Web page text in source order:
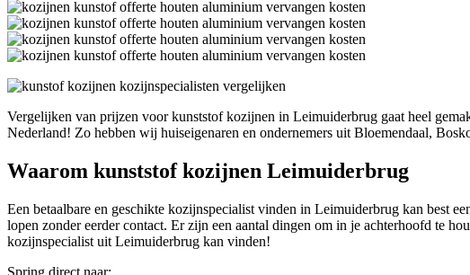
Vergelijken van prijzen voor kunststof kozijnen in Leimuiderbrug gaat heel
Nederland! Zo hebben wij huiseigenaren en ondernemers uit Bloemendaal,
Waarom kunststof kozijnen Leimuiderbrug
Een betaalbare en geschikte kozijnspecialist vinden in Leimuiderbrug kan best
lopen zonder eerder contact. Er zijn een aantal dingen om in je achterhoofd te
kozijnspecialist uit Leimuiderbrug kan vinden!
Spring direct naar: